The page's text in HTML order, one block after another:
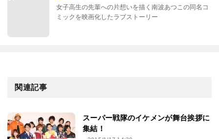
女子高生の先輩への片想いを描く南波あつこの同名コ
ミックを映画化したラブストーリー
関連記事
スーパー戦隊のイケメンが舞台挨拶に
集結！